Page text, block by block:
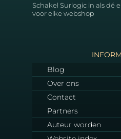
Schakel Surlogic in als dé
voor elke webshop
Blog
Over ons
Contact
Partners
Auteur worden